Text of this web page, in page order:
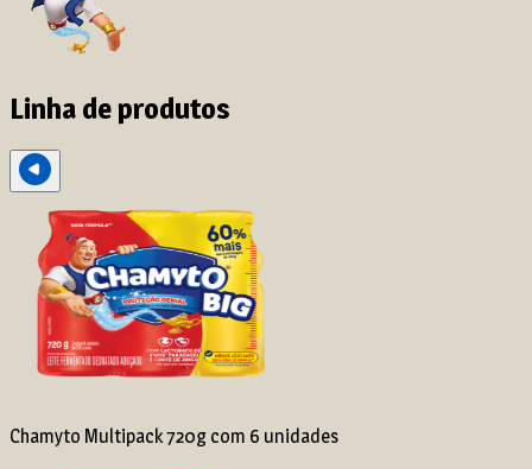
Linha de produtos
Chamyto Multipack 720g com 6 unidades